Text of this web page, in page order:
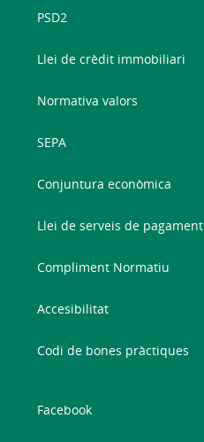
PSD2
Llei de crèdit immobiliari
Normativa valors
SEPA
Conjuntura econòmica
Llei de serveis de pagament
Compliment Normatiu
Accesibilitat
Codi de bones pràctiques
Facebook